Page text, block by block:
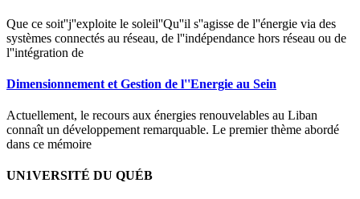
Que ce soit''j''exploite le soleil''Qu''il s''agisse de l''énergie via des
systèmes connectés au réseau, de l''indépendance hors réseau ou de
l''intégration de
Dimensionnement et Gestion de l''Energie au Sein
Actuellement, le recours aux énergies renouvelables au Liban
connaît un développement remarquable. Le premier thème abordé
dans ce mémoire
UN1VERSITÉ DU QUÉB